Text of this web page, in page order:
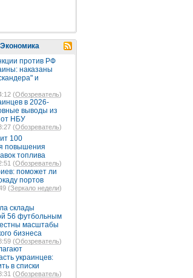
Экономика
против РФ
наказаны
и
(Обозреватель)
в 2026-
выводы из
от НБУ
(Обозреватель)
100
повышения
топлива
(Обозреватель)
поможет ли
портов
(Зеркало недели)
склады
56 футбольным
масштабы
бизнеса
(Обозреватель)
украинцев:
в списки
(Обозреватель)